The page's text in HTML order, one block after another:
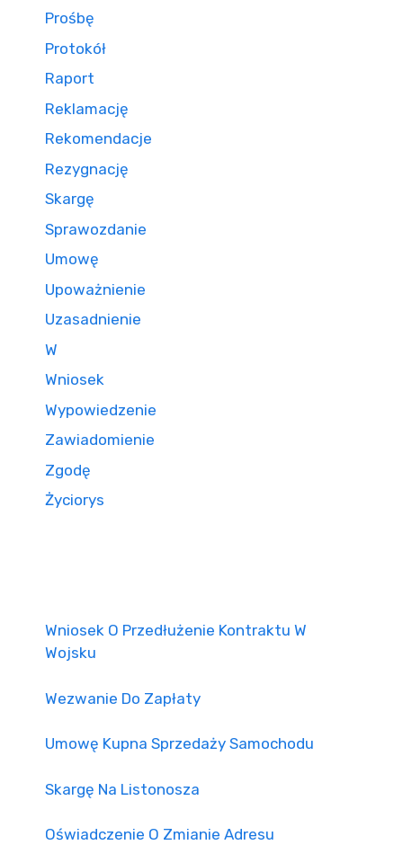
Prośbę
Protokół
Raport
Reklamację
Rekomendacje
Rezygnację
Skargę
Sprawozdanie
Umowę
Upoważnienie
Uzasadnienie
W
Wniosek
Wypowiedzenie
Zawiadomienie
Zgodę
Życiorys
Wniosek O Przedłużenie Kontraktu W
Wojsku
Wezwanie Do Zapłaty
Umowę Kupna Sprzedaży Samochodu
Skargę Na Listonosza
Oświadczenie O Zmianie Adresu